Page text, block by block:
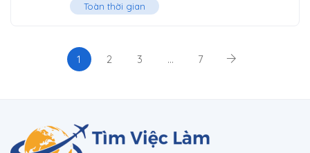
Toàn thời gian
1 2 3 … 7